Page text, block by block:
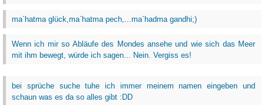
ma`hatma glück,ma`hatma pech,...ma`hadma gandhi;)
Wenn ich mir so Abläufe des Mondes ansehe und wie sich das Meer
mit ihm bewegt, würde ich sagen... Nein. Vergiss es!
bei sprüche suche tuhe ich immer meinem namen eingeben und
schaun was es da so alles gibt :DD